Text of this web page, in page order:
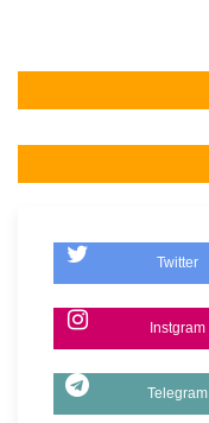
Twitter
Instgram
Telegram